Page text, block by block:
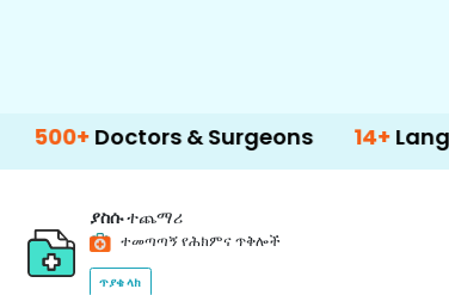
Doctors & Surgeons 14+Language
ያስሱተጨማሪ
ተመጣጣኝ የሕክምና ጥቅሎች
ጥያቄ ላክ